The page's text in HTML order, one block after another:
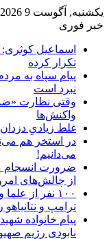
یکشنبه, آگوست 9 2026
خبر فوری
تکرار کرده
پیام سپاه به
نبرد است
وقتی نظارت
واکنش‌ها
غلط زیادیِ دزدان
در استخر هم
می‌دانیم!
ضرورت انسجام
از چالش‌های
۱۰۰ نفر از
ترامپ و نتانیاهو
پیام خانواده
نابودی رژیم